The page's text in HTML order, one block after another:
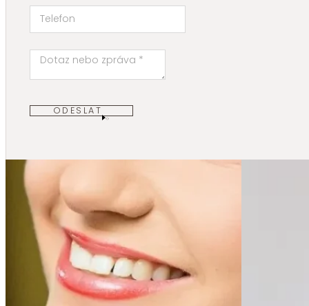
ODESLAT